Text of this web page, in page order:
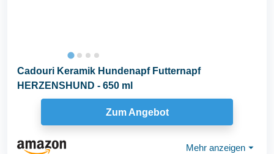
Cadouri Keramik Hundenapf Futternapf
HERZENSHUND - 650 ml
Zum Angebot
Mehr anzeigen ⏷